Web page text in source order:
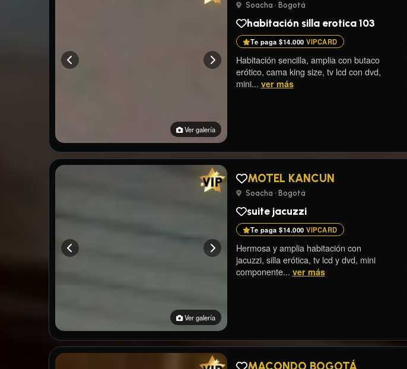
Ver galería
Soacha • Bogotá
habitación silla erotica 103
Te paga $14.000 VIPCARD
Habitación sencilla, amplia con butaco
erótico, cama king size, tv lcd con dvd,
mini... ver más
Ver galería
MOTEL KANCUN
Soacha • Bogotá
suite jacuzzi
Te paga $14.000 VIPCARD
Hermosa y amplia habitación con
jacuzzi, silla erótica, tv lcd y dvd, mini
componente... ver más